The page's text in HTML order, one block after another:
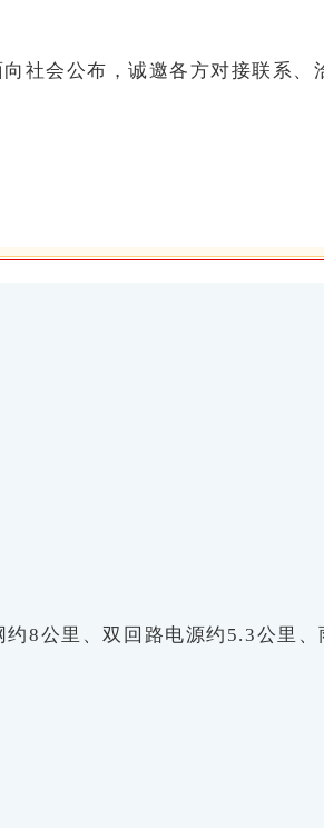
社会公布，诚邀各方对接联系、
8公里、双回路电源约5.3公里